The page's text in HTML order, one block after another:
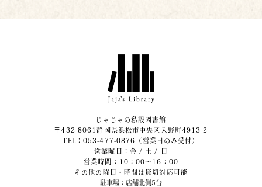
じゃじゃの私設図書館
〒432-8061静岡県浜松市中央区入野町4913-2
​TEL：053-477-0876（営業日のみ受付）
営業曜日：金 / 土 / 日
営業時間：10：00～16：00
その他の曜日・時間は貸切対応可能
駐車場：店舗北側5台